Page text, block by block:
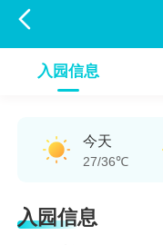

入园信息
今天
27/36℃
入园信息